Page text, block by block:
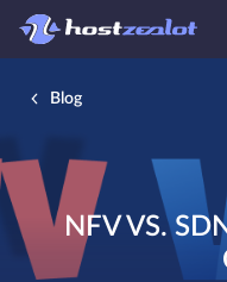
Blog
NFV VS.